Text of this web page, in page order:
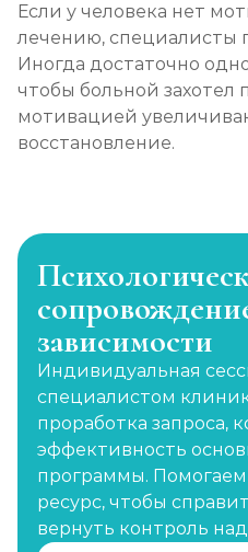
Если у человека нет
лечению, специалисты
Иногда достаточно
чтобы больной
мотивацией
восстановление.
зависимости
Индивидуальная
специалистом
проработка запроса,
эффективность
программы.
ресурс, чтобы
вернуть контроль